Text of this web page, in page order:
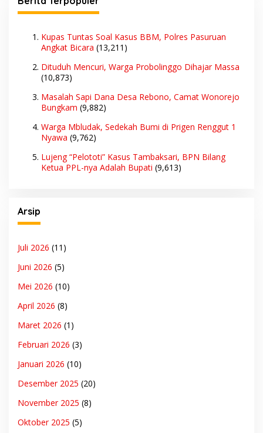
Kupas Tuntas Soal Kasus BBM, Polres Pasuruan
Angkat Bicara (13,211)
Dituduh Mencuri, Warga Probolinggo Dihajar Massa
(10,873)
Masalah Sapi Dana Desa Rebono, Camat Wonorejo
Bungkam (9,882)
Warga Mbludak, Sedekah Bumi di Prigen Renggut 1
Nyawa (9,762)
Lujeng “Pelototi” Kasus Tambaksari, BPN Bilang
Ketua PPL-nya Adalah Bupati (9,613)
Arsip
Juli 2026 (11)
Juni 2026 (5)
Mei 2026 (10)
April 2026 (8)
Maret 2026 (1)
Februari 2026 (3)
Januari 2026 (10)
Desember 2025 (20)
November 2025 (8)
Oktober 2025 (5)